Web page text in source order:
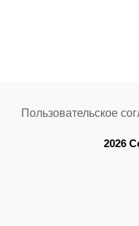
Пользовательское
2026